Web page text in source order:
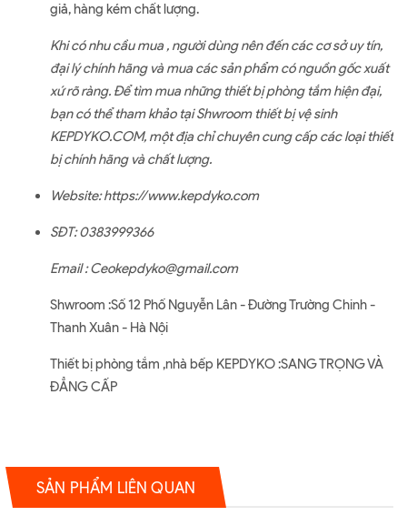
giả, hàng kém chất lượng.
Khi có nhu cầu mua , người dùng nên đến các cơ sở uy tín,
đại lý chính hãng và mua các sản phẩm có nguồn gốc xuất
xứ rõ ràng. Để tìm mua những thiết bị phòng tắm hiện đại,
bạn có thể tham khảo tại Shwroom thiết bị vệ sinh
KEPDYKO.COM, một địa chỉ chuyên cung cấp các loại thiết
bị chính hãng và chất lượng.
Website: https://www.kepdyko.com
SĐT: 0383999366
Email : Ceokepdyko@gmail.com
Shwroom :Số 12 Phố Nguyễn Lân - Đường Trường Chinh -
Thanh Xuân - Hà Nội
Thiết bị phòng tắm ,nhà bếp KEPDYKO :SANG TRỌNG VÀ
ĐẲNG CẤP
SẢN PHẨM LIÊN QUAN